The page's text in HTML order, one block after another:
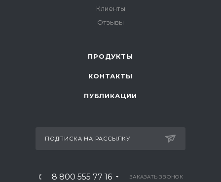
Клиенты
Отзывы
ПРОДУКТЫ
КОНТАКТЫ
ПУБЛИКАЦИИ
ПОДПИСКА НА РАССЫЛКУ
8 800 555 77 16 ЗАКАЗАТЬ ЗВОНОК